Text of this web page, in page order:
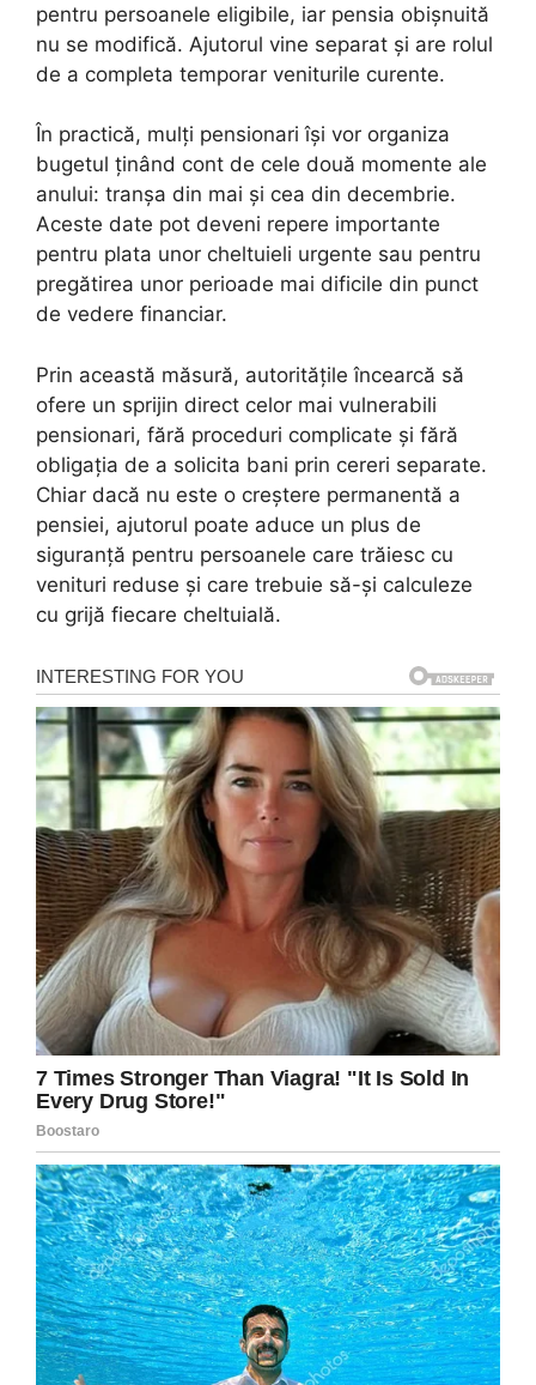
pentru persoanele eligibile, iar pensia obișnuită
nu se modifică. Ajutorul vine separat și are rolul
de a completa temporar veniturile curente.
În practică, mulți pensionari își vor organiza
bugetul ținând cont de cele două momente ale
anului: tranșa din mai și cea din decembrie.
Aceste date pot deveni repere importante
pentru plata unor cheltuieli urgente sau pentru
pregătirea unor perioade mai dificile din punct
de vedere financiar.
Prin această măsură, autoritățile încearcă să
ofere un sprijin direct celor mai vulnerabili
pensionari, fără proceduri complicate și fără
obligația de a solicita bani prin cereri separate.
Chiar dacă nu este o creștere permanentă a
pensiei, ajutorul poate aduce un plus de
siguranță pentru persoanele care trăiesc cu
venituri reduse și care trebuie să-și calculeze
cu grijă fiecare cheltuială.